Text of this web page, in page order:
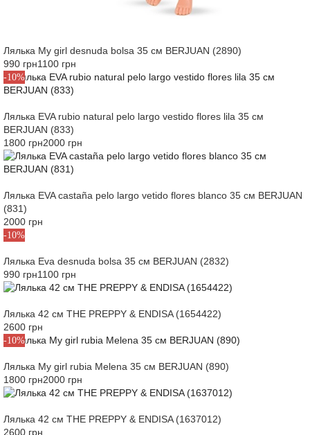
Лялька My girl desnuda bolsa 35 см BERJUAN (2890)
990 грн1100 грн
-10%
Лялька EVA rubio natural pelo largo vestido flores lila 35 см
BERJUAN (833)
1800 грн2000 грн
Лялька EVA castaña pelo largo vetido flores blanco 35 см BERJUAN
(831)
2000 грн
-10%
Лялька Eva desnuda bolsa 35 см BERJUAN (2832)
990 грн1100 грн
Лялька 42 см THE PREPPY & ENDISA (1654422)
2600 грн
-10%
Лялька My girl rubia Melena 35 см BERJUAN (890)
1800 грн2000 грн
Лялька 42 см THE PREPPY & ENDISA (1637012)
2600 грн